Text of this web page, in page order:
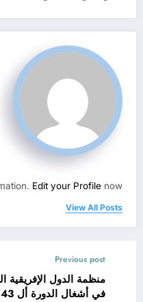
Edit your Profile now.
View All Posts
Previous post
منظمة الدول
في أشغال الدورة أل 43 للمجلس الوزاري